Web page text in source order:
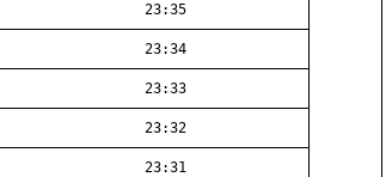
23:35
23:34
23:33
23:32
23:31